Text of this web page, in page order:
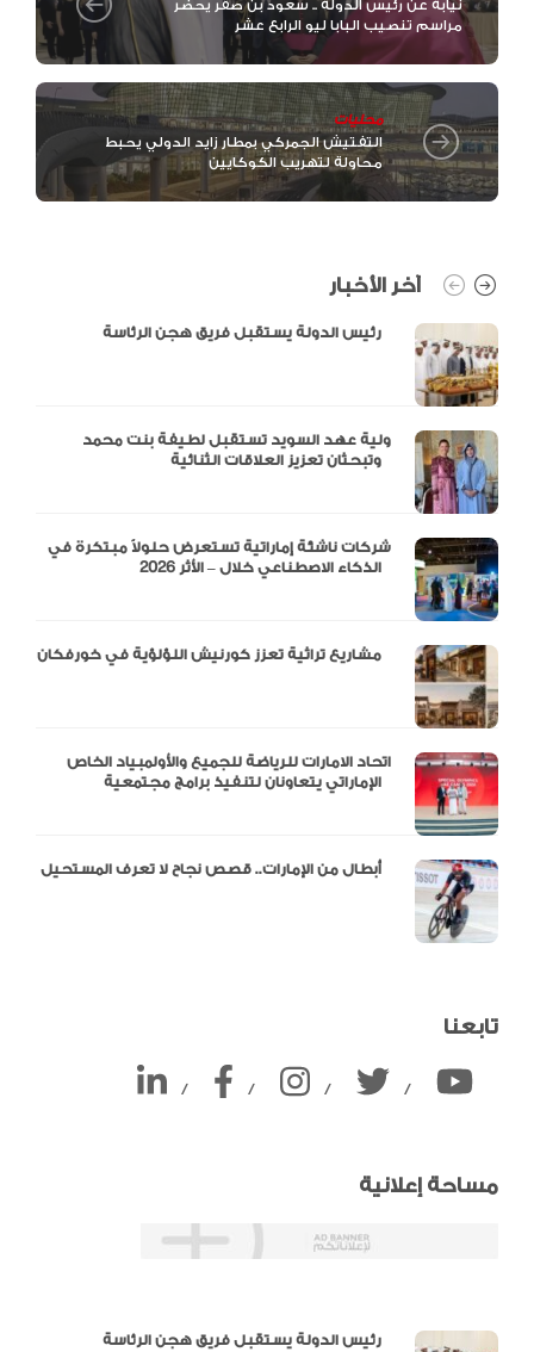
نيابة عن رئيس الدولة .. سعود بن صقر يحضر
مراسم تنصيب البابا ليو الرابع عشر
محليات
التفتيش الجمركي بمطار زايد الدولي يحبط
محاولة لتهريب الكوكايين
آخر الأخبار
ولية عهد السويد تستقبل لطيفة بنت محمد
شركات ناشئة إماراتية تستعرض حلولاً مبتكرة في
اتحاد الامارات للرياضة للجميع والأولمبياد الخاص
تابعنا
/ / / /
مساحة إعلانية